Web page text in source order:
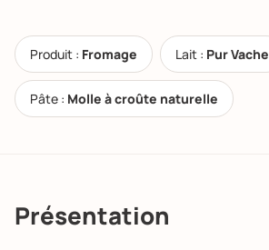
Produit : Fromage Lait : Pur Vache
Pâte : Molle à croûte naturelle
Présentation